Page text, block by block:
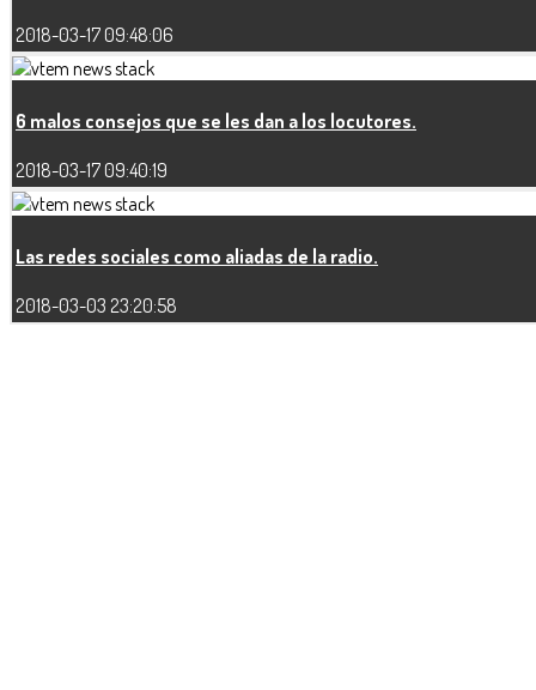
2018-03-17 09:48:06
6 malos consejos que se les dan a los locutores.
2018-03-17 09:40:19
Las redes sociales como aliadas de la radio.
2018-03-03 23:20:58